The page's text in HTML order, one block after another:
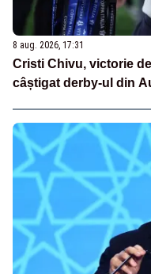
8 aug. 2026, 17:31
Cristi Chivu, victorie
câștigat derby-ul din